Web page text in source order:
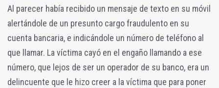
Al parecer había recibido un mensaje de texto en su móvil
alertándole de un presunto cargo fraudulento en su
cuenta bancaria, e indicándole un número de teléfono al
que llamar. La víctima cayó en el engaño llamando a ese
número, que lejos de ser un operador de su banco, era un
delincuente que le hizo creer a la víctima que para poner